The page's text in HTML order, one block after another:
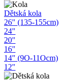
Dětská kola
26" (135-155cm)
24"
20"
16"
14" (9O-11Ocm)
12"